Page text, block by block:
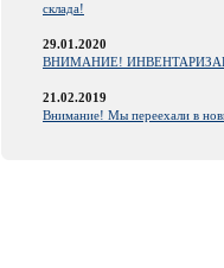
склада!
29.01.2020
ВНИМАНИЕ!
21.02.2019
Внимание! Мы переехали в